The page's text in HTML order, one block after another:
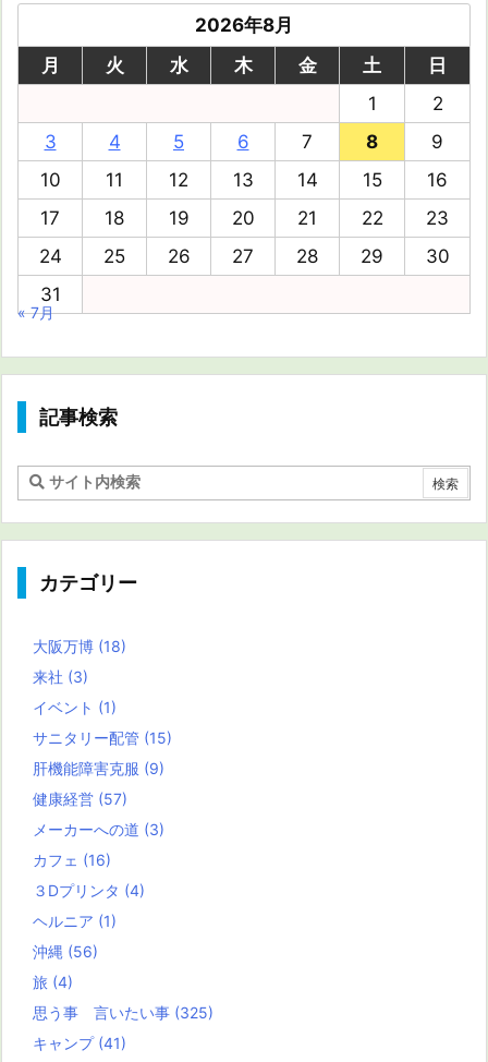
2026年8月
月
火 水 木 金 土
日
1
2
3
4 5 6 7 8
9
10
11 12 13 14 15
16
17
18 19 20 21 22
23
24
25 26 27 28 29
30
31
« 7月
記事検索
カテゴリー
大阪万博 (18)
来社 (3)
イベント (1)
サニタリー配管 (15)
肝機能障害克服 (9)
健康経営 (57)
メーカーへの道 (3)
カフェ (16)
３Dプリンタ (4)
ヘルニア (1)
沖縄 (56)
旅 (4)
思う事 言いたい事 (325)
キャンプ (41)